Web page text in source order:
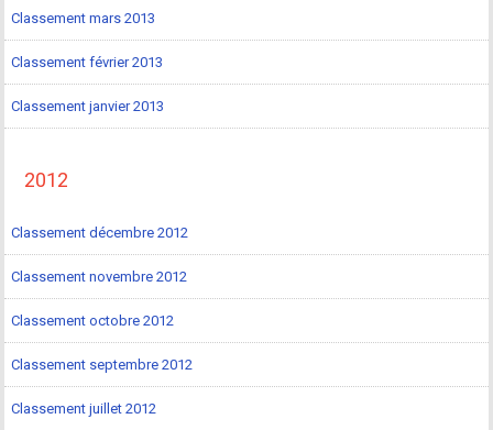
Classement mars 2013
Classement février 2013
Classement janvier 2013
2012
Classement décembre 2012
Classement novembre 2012
Classement octobre 2012
Classement septembre 2012
Classement juillet 2012